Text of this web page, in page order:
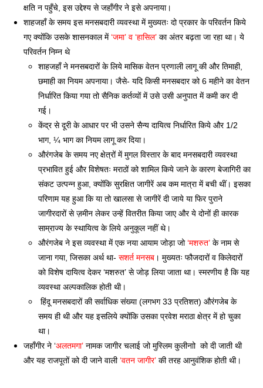
क्षति न पहुँचे, इस उद्देश्य से जहाँगीर ने इसे अपनाया।
शाहजहाँ के समय इस मनसबदारी व्यवस्था में मुख्यतः दो प्रकार के परिवर्तन किये
गए क्योंकि उसके शासनकाल में ‘जमा’ व ‘हासिल’ का अंतर बढ़ता जा रहा था। ये
परिवर्तन निम्न थे
शाहजहाँ ने मनसबदारों के लिये मासिक वेतन प्रणाली लागू की और तिमाही,
छमाही का नियम अपनाया। जैसे- यदि किसी मनसबदार को 6 महीने का वेतन
निर्धारित किया गया तो सैनिक कर्तव्यों में उसे उसी अनुपात में कमी कर दी
गई।
केंद्र से दूरी के आधार पर भी उसने सैन्य दायित्व निर्धारित किये और 1/2
भाग, ¼ भाग का नियम लागू कर दिया।
औरंगजेब के समय नए क्षेत्रों में मुगल विस्तार के बाद मनसबदारी व्यवस्था
प्रभावित हुई और विशेषतः मराठों को शामिल किये जाने के कारण बेजागिरी का
संकट उत्पन्न हुआ, क्योंकि सुरक्षित जागीरें अब कम मात्रा में बची थीं। इसका
परिणाम यह हुआ कि या तो खालसा से जागीरें दी जाये या फिर पुराने
जागीरदारों से ज़मीन लेकर उन्हें वितरीत किया जाए और ये दोनों ही कारक
साम्राज्य के स्थायित्व के लिये अनुकूल नहीं थे।
औरंगजेब ने इस व्यवस्था में एक नया आयाम जोड़ा जो ‘मशरुत’ के नाम से
जाना गया, जिसका अर्थ था- सशर्त मनसब । मुख्यतः फौजदारों व किलेदारों
को विशेष दायित्व देकर ‘मशरुत’ से जोड़ लिया जाता था। स्मरणीय है कि यह
व्यवस्था अल्पकालिक होती थी।
हिंदू मनसबदारों की सर्वाधिक संख्या (लगभग 33 प्रतिशत) औरंगजेब के
समय ही थी और यह इसलिये क्योंकि उसका प्रवेश मराठा क्षेत्र में हो चुका
था।
जहाँगीर ने ‘अलतमगा’ नामक जागीर चलाई जो मुस्लिम कुलीनाो  को दी जाती थी
और यह राजपूतों को दी जाने वाली ‘वतन जागीर’ की तरह आनुवंशिक होती थी।